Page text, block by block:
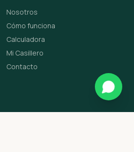
Nosotros
Cómo funciona
Calculadora
Mi Casillero
Contacto